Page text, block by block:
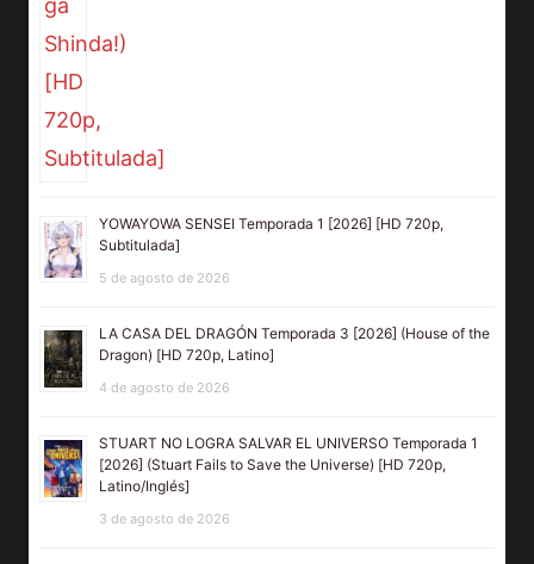
YOWAYOWA SENSEI Temporada 1 [2026] [HD 720p,
Subtitulada]
5 de agosto de 2026
LA CASA DEL DRAGÓN Temporada 3 [2026] (House of the
Dragon) [HD 720p, Latino]
4 de agosto de 2026
STUART NO LOGRA SALVAR EL UNIVERSO Temporada 1
[2026] (Stuart Fails to Save the Universe) [HD 720p,
Latino/Inglés]
3 de agosto de 2026